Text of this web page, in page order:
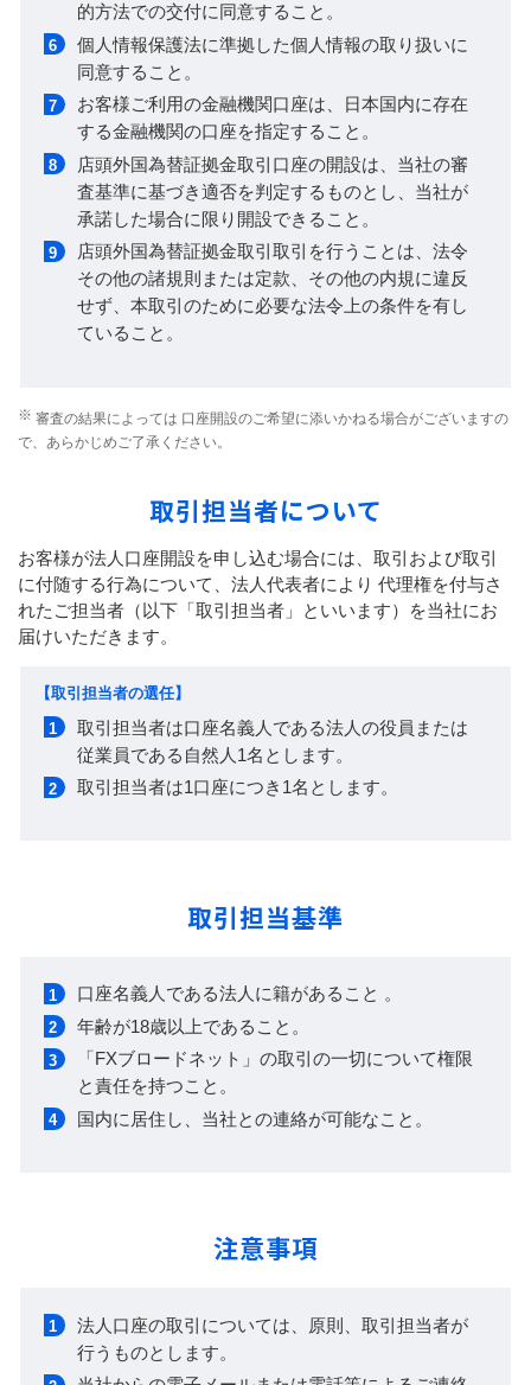
的方法での交付に同意すること。
個人情報保護法に準拠した個人情報の取り扱いに
同意すること。
お客様ご利用の金融機関口座は、日本国内に存在
する金融機関の口座を指定すること。
店頭外国為替証拠金取引口座の開設は、当社の審
査基準に基づき適否を判定するものとし、当社が
承諾した場合に限り開設できること。
店頭外国為替証拠金取引取引を行うことは、法令
その他の諸規則または定款、その他の内規に違反
せず、本取引のために必要な法令上の条件を有し
ていること。
審査の結果によっては 口座開設のご希望に添いかねる場合がございますの
で、あらかじめご了承ください。
取引担当者について
お客様が法人口座開設を申し込む場合には、取引および取引
に付随する行為について、 法人代表者により 代理権を付与さ
れたご担当者（以下「取引担当者」といいます）を当社にお
届けいただきます。
【取引担当者の選任】
取引担当者は口座名義人である法人の役員または
従業員である自然人1名とします。
取引担当者は1口座につき1名とします。
取引担当基準
口座名義人である法人に籍があること 。
年齢が18歳以上であること。
「FXブロードネット」の取引の一切について権限
と責任を持つこと。
国内に居住し、当社との連絡が可能なこと。
注意事項
法人口座の取引については、原則、取引担当者が
行うものとします。